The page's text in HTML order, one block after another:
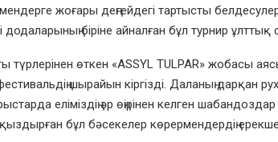
жоғары деңгейдегі тартысты
додаларының біріне айналған бұл турнир ұлттық
түрлерінен өткен «ASSYL TULPAR» жобасы
шырайын кіргізді. Даланың дарқан
еліміздің әр өңірінен келген
қыздырған бұл бәсекелер көрермендердің